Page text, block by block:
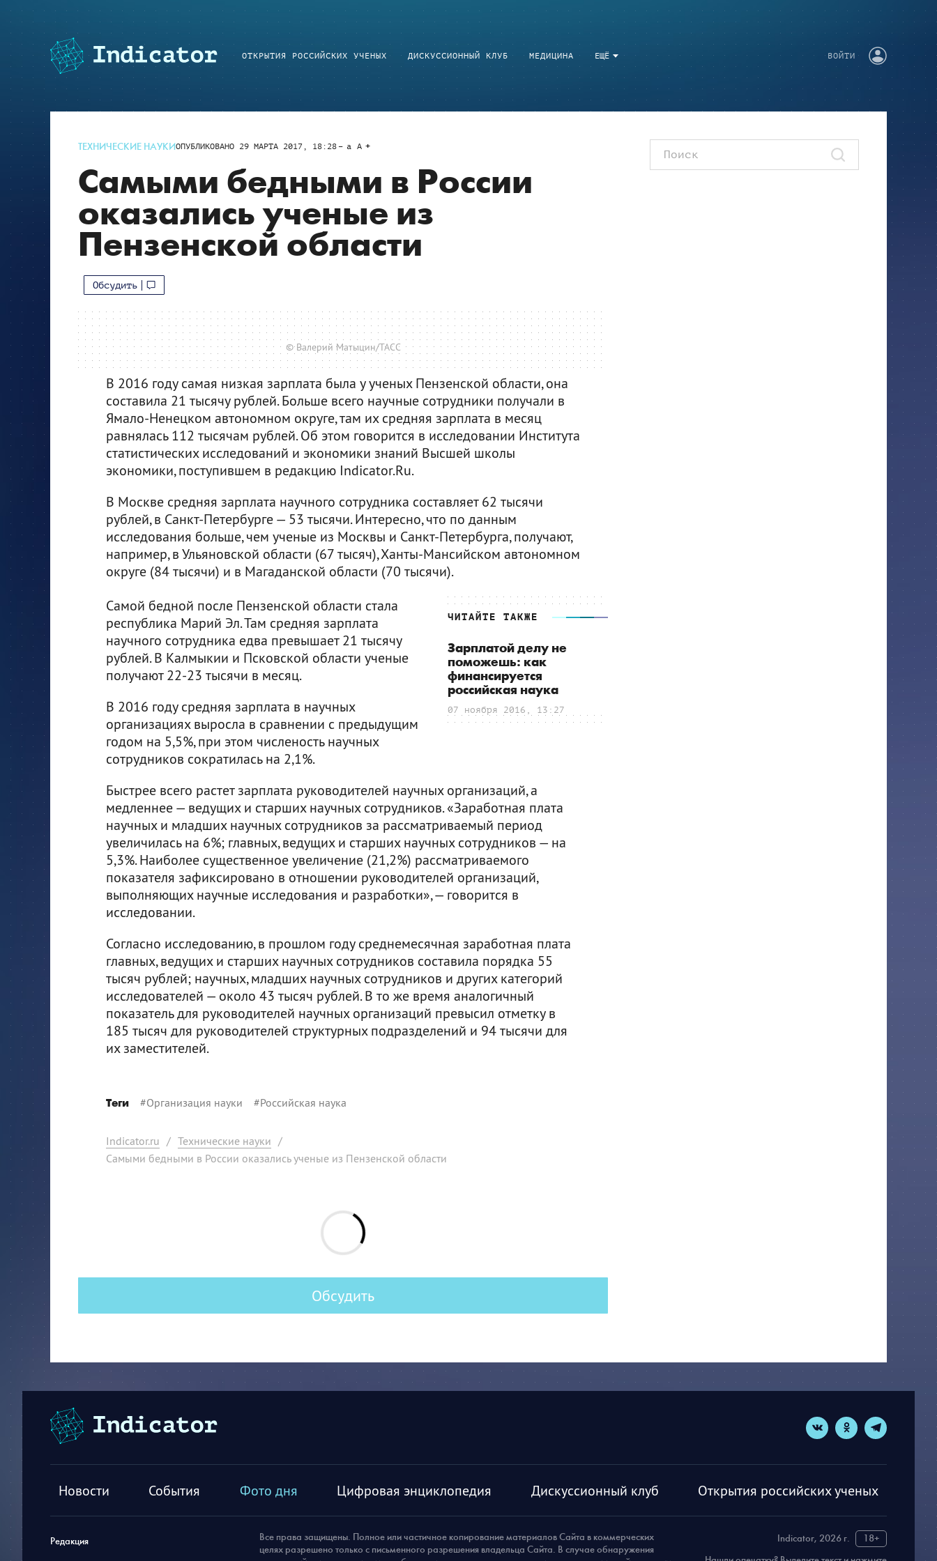
ЕЩЁ
ОТКРЫТИЯ РОССИЙСКИХ УЧЕНЫХ ДИСКУССИОННЫЙ КЛУБ МЕДИЦИНА ВОЙТИ
ТЕХНИЧЕСКИЕ НАУКИОПУБЛИКОВАНО 29 МАРТА 2017, 18:28 a A
Самыми бедными в России
оказались ученые из
Пензенской области
Обсудить
© Валерий Матыцин/ТАСС
В 2016 году самая низкая зарплата была у ученых Пензенской области, она
составила 21 тысячу рублей. Больше всего научные сотрудники получали в
Ямало-Ненецком автономном округе, там их средняя зарплата в месяц
равнялась 112 тысячам рублей. Об этом говорится в исследовании Института
статистических исследований и экономики знаний Высшей школы
экономики, поступившем в редакцию Indicator.Ru.
В Москве средняя зарплата научного сотрудника составляет 62 тысячи
рублей, в Санкт-Петербурге — 53 тысячи. Интересно, что по данным
исследования больше, чем ученые из Москвы и Санкт-Петербурга, получают,
например, в Ульяновской области (67 тысяч), Ханты-Мансийском автономном
округе (84 тысячи) и в Магаданской области (70 тысячи).
ЧИТАЙТЕ ТАКЖЕ
Зарплатой делу не
поможешь: как
финансируется
российская наука
07 ноября 2016, 13:27
Самой бедной после Пензенской области стала
республика Марий Эл. Там средняя зарплата
научного сотрудника едва превышает 21 тысячу
рублей. В Калмыкии и Псковской области ученые
получают 22-23 тысячи в месяц.
В 2016 году средняя зарплата в научных
организациях выросла в сравнении с предыдущим
годом на 5,5%, при этом чиcленость научных
сотрудников сократилась на 2,1%.
Быстрее всего растет зарплата руководителей научных организаций, а
медленнее — ведущих и старших научных сотрудников. «Заработная плата
научных и младших научных сотрудников за рассматриваемый период
увеличилась на 6%; главных, ведущих и старших научных сотрудников — на
5,3%. Наиболее существенное увеличение (21,2%) рассматриваемого
показателя зафиксировано в отношении руководителей организаций,
выполняющих научные исследования и разработки», — говорится в
исследовании.
Согласно исследованию, в прошлом году среднемесячная заработная плата
главных, ведущих и старших научных сотрудников составила порядка 55
тысяч рублей; научных, младших научных сотрудников и других категорий
исследователей — около 43 тысяч рублей. В то же время аналогичный
показатель для руководителей научных организаций превысил отметку в
185 тысяч для руководителей структурных подразделений и 94 тысячи для
их заместителей.
Теги #Организация науки #Российская наука
Indicator.ru / Технические науки /
Самыми бедными в России оказались ученые из Пензенской области
Обсудить
Новости События Фото дня Цифровая энциклопедия Дискуссионный клуб Открытия российских ученых
Редакция Indicator, 2026 г.
18+
Все права защищены. Полное или частичное копирование материалов Сайта в коммерческих
целях разрешено только с письменного разрешения владельца Сайта. В случае обнаружения